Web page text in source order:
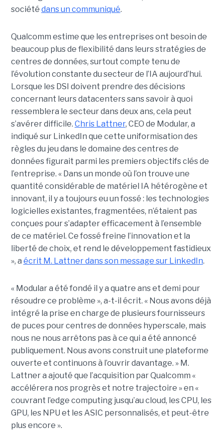
société dans un communiqué.
Qualcomm estime que les entreprises ont besoin de
beaucoup plus de flexibilité dans leurs stratégies de
centres de données, surtout compte tenu de
l’évolution constante du secteur de l’IA aujourd’hui.
Lorsque les DSI doivent prendre des décisions
concernant leurs datacenters sans savoir à quoi
ressemblera le secteur dans deux ans, cela peut
s’avérer difficile. Chris Lattner, CEO de Modular, a
indiqué sur LinkedIn que cette uniformisation des
règles du jeu dans le domaine des centres de
données figurait parmi les premiers objectifs clés de
l’entreprise. « Dans un monde où l’on trouve une
quantité considérable de matériel IA hétérogène et
innovant, il y a toujours eu un fossé : les technologies
logicielles existantes, fragmentées, n’étaient pas
conçues pour s’adapter efficacement à l’ensemble
de ce matériel. Ce fossé freine l’innovation et la
liberté de choix, et rend le développement fastidieux
», a écrit M. Lattner dans son message sur LinkedIn.
« Modular a été fondé il y a quatre ans et demi pour
résoudre ce problème », a-t-il écrit. « Nous avons déjà
intégré la prise en charge de plusieurs fournisseurs
de puces pour centres de données hyperscale, mais
nous ne nous arrêtons pas à ce qui a été annoncé
publiquement. Nous avons construit une plateforme
ouverte et continuons à l’ouvrir davantage. » M.
Lattner a ajouté que l’acquisition par Qualcomm «
accélérera nos progrès et notre trajectoire » en «
couvrant l’edge computing jusqu’au cloud, les CPU, les
GPU, les NPU et les ASIC personnalisés, et peut-être
plus encore ».